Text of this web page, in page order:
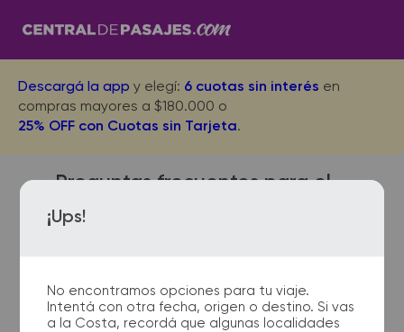
Descargá la app y elegí: 6 cuotas sin interés en
compras mayores a $180.000 o
25% OFF con Cuotas sin Tarjeta.
¡Ups!
No encontramos opciones para tu viaje.
Intentá con otra fecha, origen o destino. Si vas
a la Costa, recordá que algunas localidades
Preguntas frecuentes para el
viaje desde Carmen de Areco
a Salto
¿Dónde quedan las